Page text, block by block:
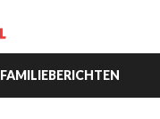
FAMILIEBERICHTEN